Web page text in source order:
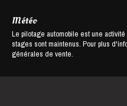
Météo
Le pilotage automobile est une
stages sont maintenus. Pour plus
générales de vente.